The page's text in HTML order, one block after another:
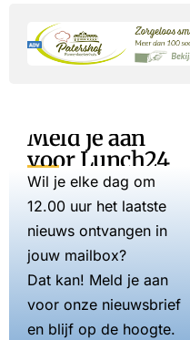
Meld je aan
voor Lunch24
Wil je elke dag om
12.00 uur het laatste
nieuws ontvangen in
jouw mailbox?
Dat kan! Meld je aan
voor onze nieuwsbrief
en blijf op de hoogte.